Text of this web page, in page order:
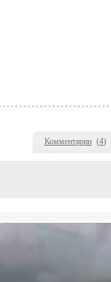
Комментарии (4)